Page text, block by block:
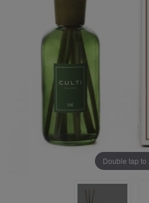
Double tap to